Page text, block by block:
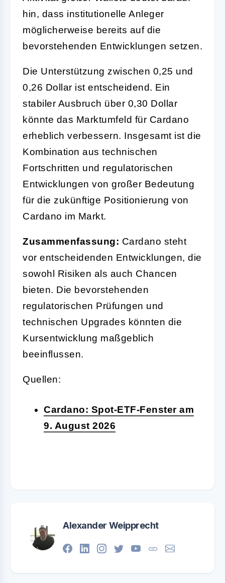
hin, dass institutionelle Anleger
möglicherweise bereits auf die
bevorstehenden Entwicklungen setzen.
Die Unterstützung zwischen 0,25 und
0,26 Dollar ist entscheidend. Ein
stabiler Ausbruch über 0,30 Dollar
könnte das Marktumfeld für Cardano
erheblich verbessern. Insgesamt ist die
Kombination aus technischen
Fortschritten und regulatorischen
Entwicklungen von großer Bedeutung
für die zukünftige Positionierung von
Cardano im Markt.
Zusammenfassung: Cardano steht
vor entscheidenden Entwicklungen, die
sowohl Risiken als auch Chancen
bieten. Die bevorstehenden
regulatorischen Prüfungen und
technischen Upgrades könnten die
Kursentwicklung maßgeblich
beeinflussen.
Quellen:
Cardano: Spot-ETF-Fenster am
9. August 2026
Alexander Weipprecht